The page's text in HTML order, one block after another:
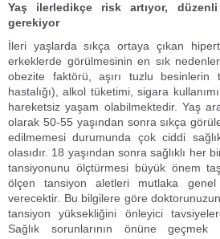
Yaş ilerledikçe risk artıyor, düzenli
gerekiyor
İleri yaşlarda sıkça ortaya çıkan
erkeklerde görülmesinin en sık
obezite faktörü, aşırı tuzlu
hastalığı), alkol tüketimi, sigara
hareketsiz yaşam olabilmektedir. Yaş
olarak 50-55 yaşından sonra sıkça
edilmemesi durumunda çok ciddi
olasıdır. 18 yaşından sonra sağlıklı her
tansiyonunu ölçtürmesi büyük önem
ölçen tansiyon aletleri mutlaka genel
verecektir. Bu bilgilere göre
tansiyon yüksekliğini önleyici
Sağlık sorunlarının önüne